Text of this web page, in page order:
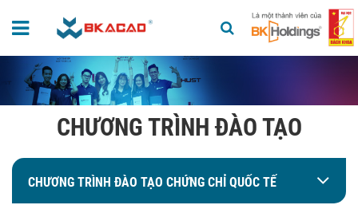
CHƯƠNG TRÌNH ĐÀO TẠO
CHƯƠNG TRÌNH ĐÀO TẠO CHỨNG CHỈ QUỐC TẾ